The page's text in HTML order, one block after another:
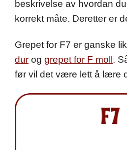
beskrivelse av hvordan
korrekt måte. Deretter er
Grepet for F7 er ganske
dur og grepet for F moll .
før vil det være lett å lære